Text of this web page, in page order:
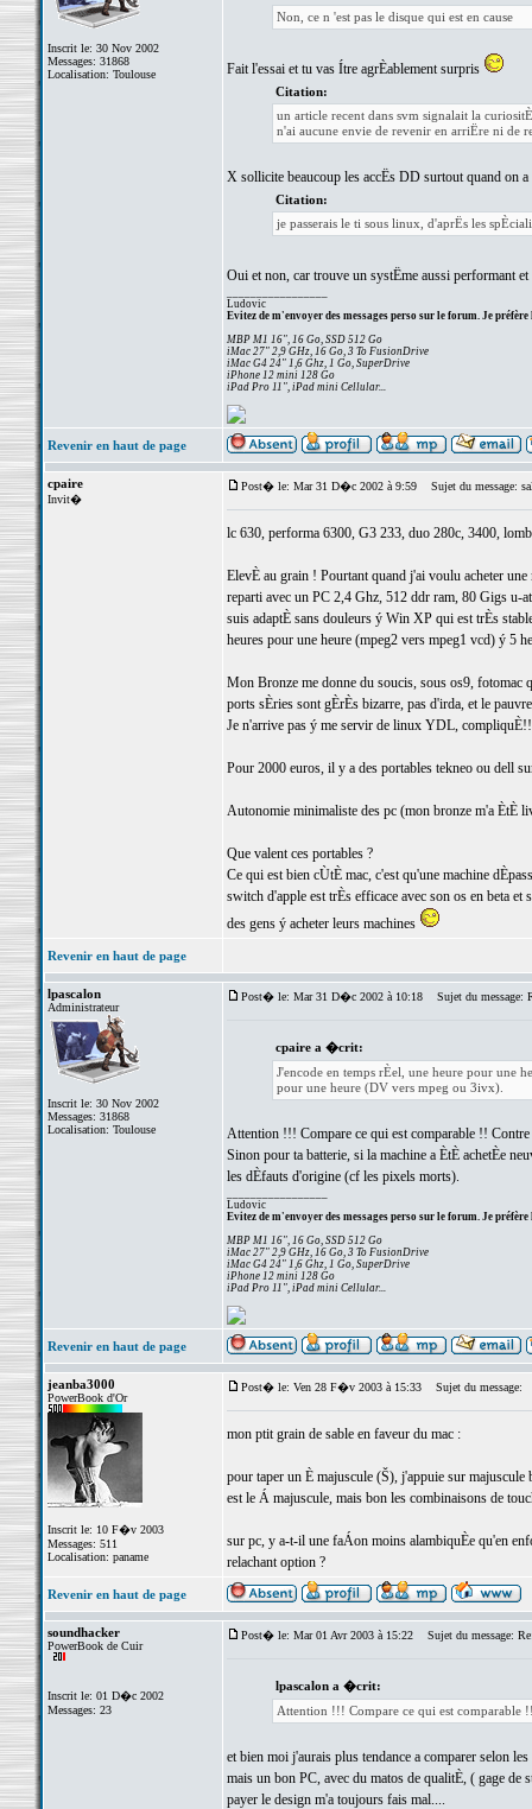
Inscrit le: 30 Nov 2002
Messages: 31868
Localisation: Toulouse
Non, ce n 'est pas le disque qui est en cause
Fait l'essai et tu vas Ítre agrÈablement surpris
Citation:
un article recent dans svm signalait la
n'ai aucune envie de revenir en arriËre ni de
X sollicite beaucoup les accËs DD surtout quand on
Citation:
je passerais le ti sous linux, d'aprËs les
Oui et non, car trouve un systËme aussi performant
Ludovic
Evitez de m'envoyer des messages perso sur le forum. Je préfère
MBP M1 16", 16 Go, SSD 512 Go
iMac 27" 2,9 GHz, 16 Go, 3 To FusionDrive
iMac G4 24" 1,6 Ghz, 1 Go, SuperDrive
iPhone 12 mini 128 Go
iPad Pro 11", iPad mini Cellular...
Revenir en haut de page
cpaire
Invit�
Post� le: Mar 31 D�c 2002 à 9:59 Sujet du message:
lc 630, performa 6300, G3 233, duo 280c, 3400,
ElevÈ au grain ! Pourtant quand j'ai voulu acheter
reparti avec un PC 2,4 Ghz, 512 ddr ram, 80 Gigs
suis adaptÈ sans douleurs ý Win XP qui est trÈs
heures pour une heure (mpeg2 vers mpeg1 vcd) ý 5
Mon Bronze me donne du soucis, sous os9, fotomac
ports sÈries sont gÈrÈs bizarre, pas d'irda, et le
Je n'arrive pas ý me servir de linux YDL, compliquÈ!!
Pour 2000 euros, il y a des portables tekneo ou dell
Autonomie minimaliste des pc (mon bronze m'a ÈtÈ
Que valent ces portables ?
Ce qui est bien cÙtÈ mac, c'est qu'une machine
switch d'apple est trÈs efficace avec son os en beta
des gens ý acheter leurs machines
Revenir en haut de page
lpascalon
Administrateur
Inscrit le: 30 Nov 2002
Messages: 31868
Localisation: Toulouse
Post� le: Mar 31 D�c 2002 à 10:18 Sujet du message:
cpaire a �crit:
J'encode en temps rÈel, une heure pour une
pour une heure (DV vers mpeg ou 3ivx).
Attention !!! Compare ce qui est comparable !!
Sinon pour ta batterie, si la machine a ÈtÈ achetÈe
les dÈfauts d'origine (cf les pixels morts).
Ludovic
Evitez de m'envoyer des messages perso sur le forum. Je préfère
MBP M1 16", 16 Go, SSD 512 Go
iMac 27" 2,9 GHz, 16 Go, 3 To FusionDrive
iMac G4 24" 1,6 Ghz, 1 Go, SuperDrive
iPhone 12 mini 128 Go
iPad Pro 11", iPad mini Cellular...
Revenir en haut de page
jeanba3000
PowerBook d'Or
Inscrit le: 10 F�v 2003
Messages: 511
Localisation: paname
Post� le: Ven 28 F�v 2003 à 15:33 Sujet du message:
mon ptit grain de sable en faveur du mac :
pour taper un È majuscule (Š), j'appuie sur
est le Á majuscule, mais bon les combinaisons de
sur pc, y a-t-il une faÁon moins alambiquÈe qu'en
relachant option ?
Revenir en haut de page
soundhacker
PowerBook de Cuir
Inscrit le: 01 D�c 2002
Messages: 23
Post� le: Mar 01 Avr 2003 à 15:22 Sujet du message:
lpascalon a �crit:
Attention !!! Compare ce qui est
et bien moi j'aurais plus tendance a comparer selon
mais un bon PC, avec du matos de qualitÈ, ( gage
payer le design m'a toujours fais mal....